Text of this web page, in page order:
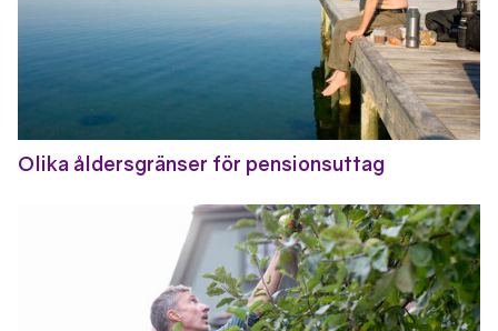
Olika åldersgränser för pensionsuttag